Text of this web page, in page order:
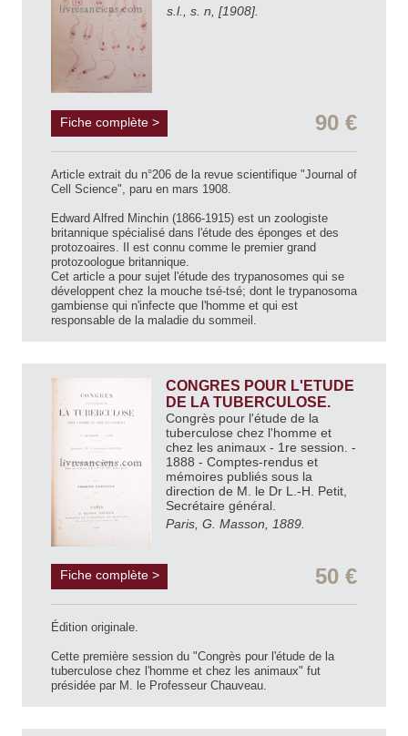
s.l., s. n, [1908].
Fiche complète > 90 €
Article extrait du n°206 de la revue scientifique "Journal of
Cell Science", paru en mars 1908.
Edward Alfred Minchin (1866-1915) est un zoologiste
britannique spécialisé dans l'étude des éponges et des
protozoaires. Il est connu comme le premier grand
protozoologue britannique.
Cet article a pour sujet l'étude des trypanosomes qui se
développent chez la mouche tsé-tsé; dont le trypanosoma
gambiense qui n'infecte que l'homme et qui est
responsable de la maladie du sommeil.
CONGRES POUR L'ETUDE
DE LA TUBERCULOSE.
Congrès pour l'étude de la
tuberculose chez l'homme et
chez les animaux - 1re session. -
1888 - Comptes-rendus et
mémoires publiés sous la
direction de M. le Dr L.-H. Petit,
Secrétaire général.
Paris, G. Masson, 1889.
Fiche complète > 50 €
Édition originale.
Cette première session du "Congrès pour l'étude de la
tuberculose chez l'homme et chez les animaux" fut
présidée par M. le Professeur Chauveau.